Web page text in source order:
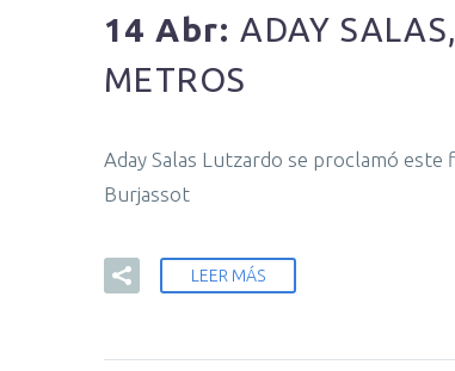
14 Abr: ADAY
METROS
Aday Salas Lutzardo se proclamó
Burjassot
LEER MÁS